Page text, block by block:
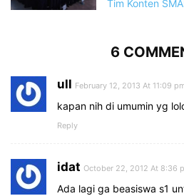
Tim Konten
6
ull February 12, 2013 At 11:09
kapan nih di umumin yg
Reply
idat October 22, 2012 At 8:36
Ada lagi ga beasiswa s1